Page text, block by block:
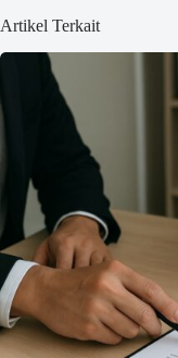
Artikel Terkait